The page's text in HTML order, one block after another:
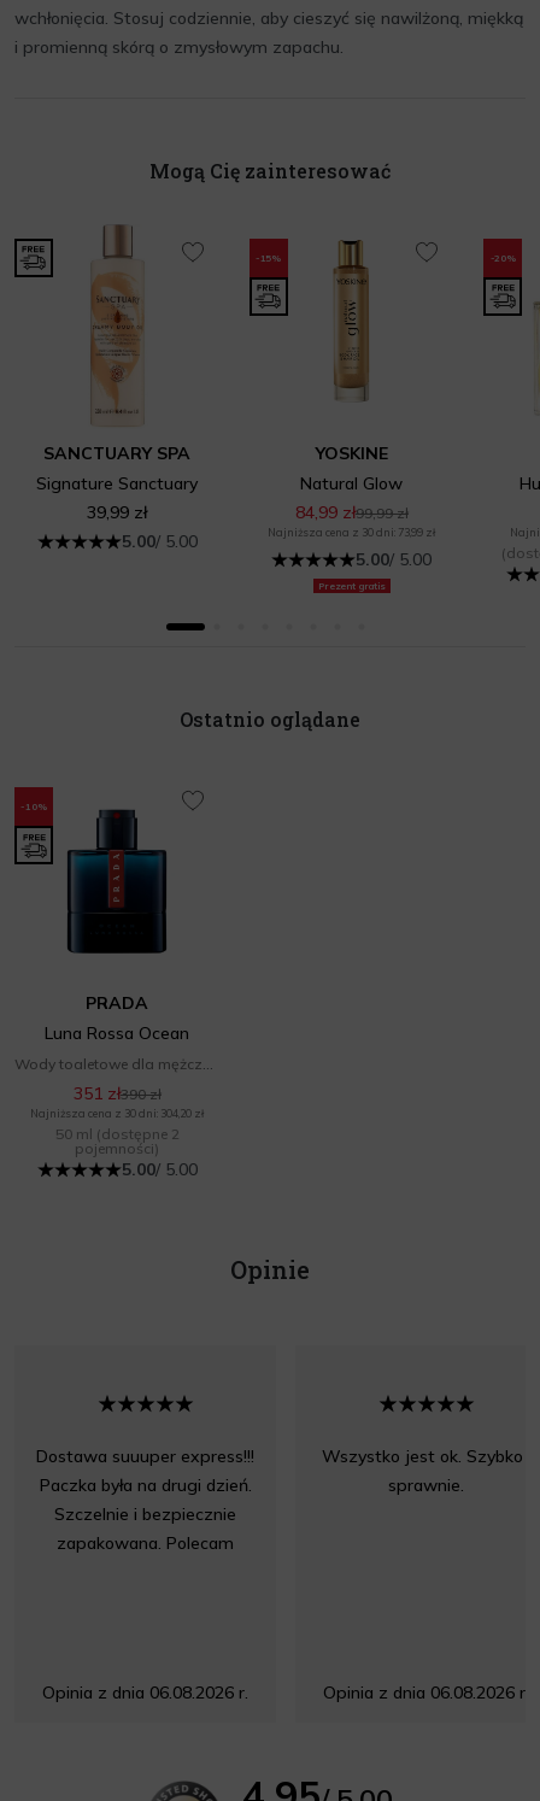
wchłonięcia. Stosuj codziennie, aby cieszyć się nawilżoną, miękką
i promienną skórą o zmysłowym zapachu.
Mogą Cię zainteresować
SANCTUARY SPA
Signature Sanctuary
39,99 zł
5.00/ 5.00
-15%
Prezent gratis
YOSKINE
Natural Glow
84,99 zł99,99 zł
Najniższa cena z 30 dni: 73,99 zł
5.00/ 5.00
-20%
Ostatnio oglądane
-10%
PRADA
Luna Rossa Ocean
Wody toaletowe dla mężczyzn
351 zł390 zł
Najniższa cena z 30 dni: 304,20 zł
50 ml (dostępne 2
pojemności)
5.00/ 5.00
Opinie
Dostawa suuuper express!!!
Paczka była na drugi dzień.
Szczelnie i bezpiecznie
zapakowana. Polecam
Opinia z dnia 06.08.2026 r.
Wszystko jest ok. Szybko i
sprawnie.
Opinia z dnia 06.08.2026 r.